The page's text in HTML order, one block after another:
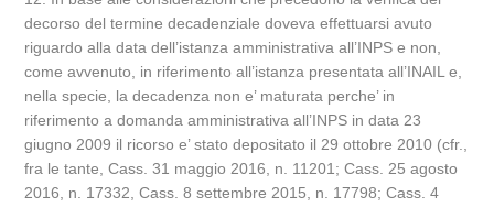
decorso del termine decadenziale doveva effettuarsi avuto
riguardo alla data dell’istanza amministrativa all’INPS e non,
come avvenuto, in riferimento all’istanza presentata all’INAIL e,
nella specie, la decadenza non e’ maturata perche’ in
riferimento a domanda amministrativa all’INPS in data 23
giugno 2009 il ricorso e’ stato depositato il 29 ottobre 2010 (cfr.,
fra le tante, Cass. 31 maggio 2016, n. 11201; Cass. 25 agosto
2016, n. 17332, Cass. 8 settembre 2015, n. 17798; Cass. 4